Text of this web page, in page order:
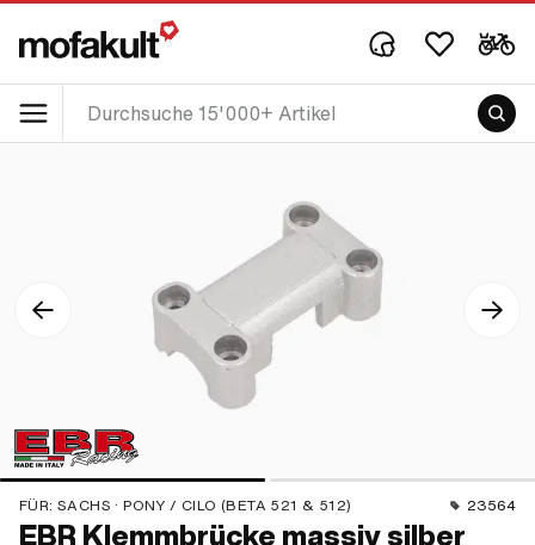
FÜR: SACHS · PONY / CILO (BETA 521 & 512) 23564
EBR Klemmbrücke massiv silber